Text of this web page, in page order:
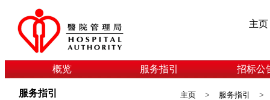
主页
概览 服务指引 招标公
服务指引 主页 > 服务指引 >